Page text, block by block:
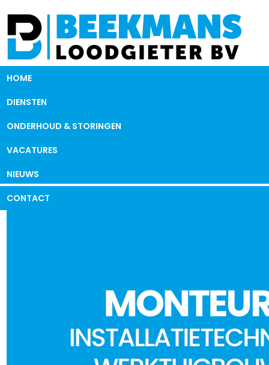
HOME
DIENSTEN
ONDERHOUD & STORINGEN
VACATURES
NIEUWS
CONTACT